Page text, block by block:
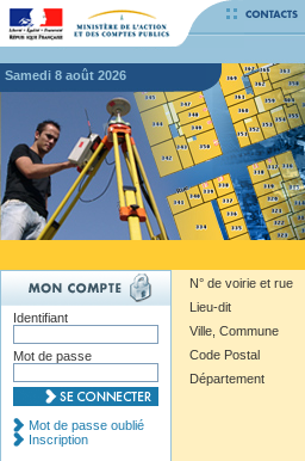
samedi 8 août 2026
N° de voirie et rue
Lieu-dit
Ville, Commune
Code Postal
Département
Identifiant
Mot de passe
Mot de passe oublié
Inscription